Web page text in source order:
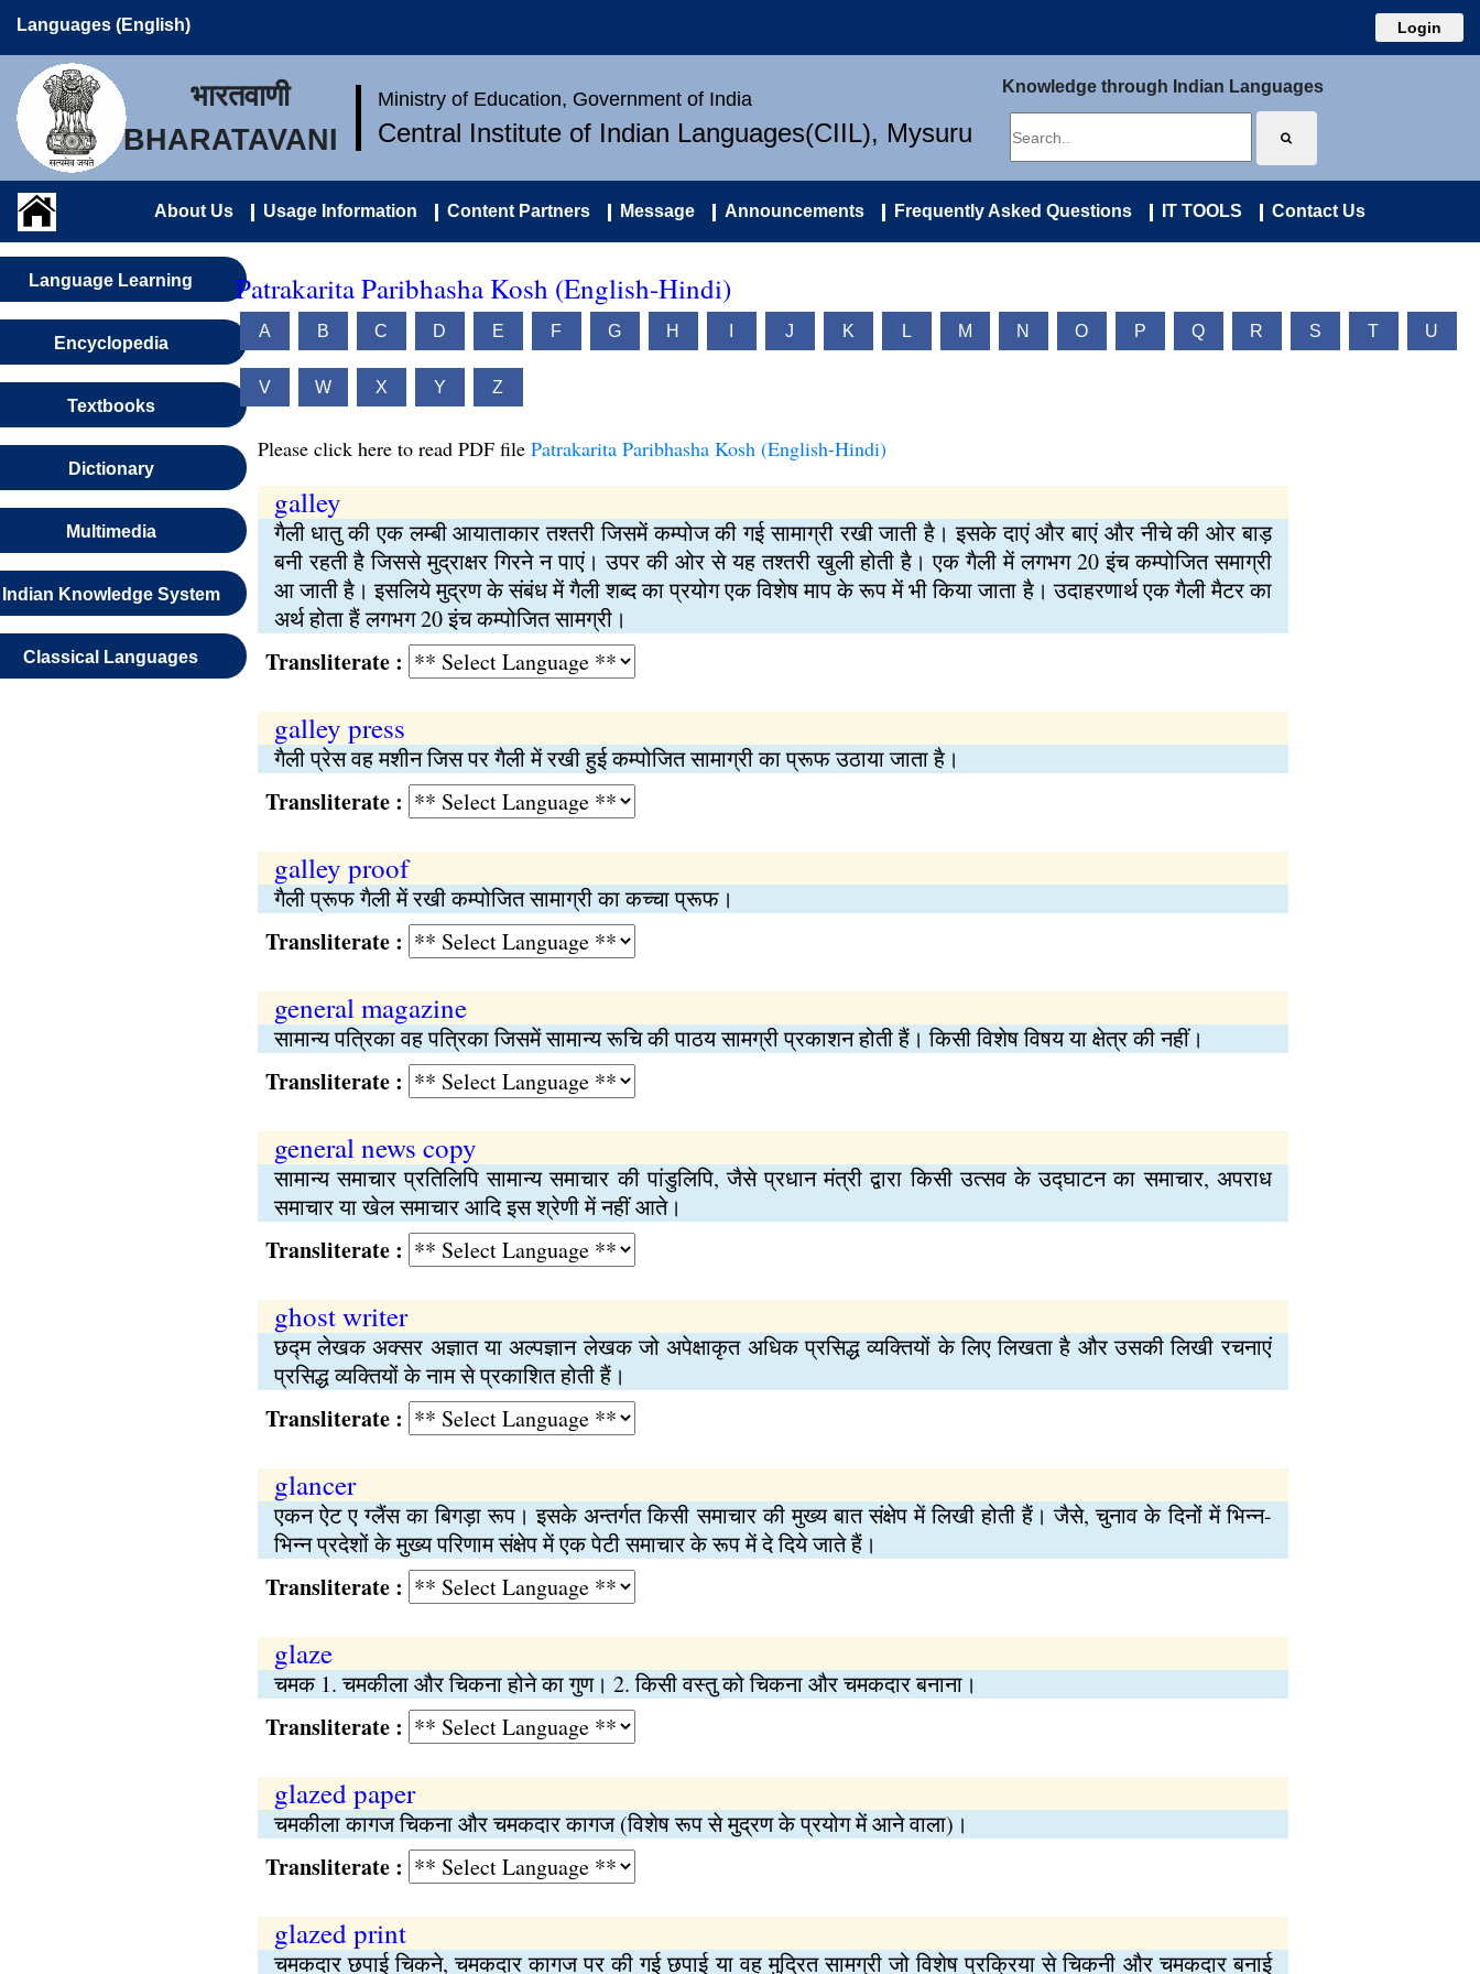
Languages (English) Login
भारतवाणी
BHARATAVANI
Ministry of Education, Government of India
Central Institute of Indian Languages(CIIL), Mysuru
Knowledge through Indian Languages
About Us Usage Information Content Partners Message Announcements Frequently Asked Questions IT TOOLS Contact Us
Language Learning
Encyclopedia
Textbooks
Dictionary
Multimedia
Indian Knowledge System
Classical Languages
Patrakarita Paribhasha Kosh (English-Hindi)
A B C D E F G H J K L M N O P Q R S T U
V W X Y Z
Please click here to read PDF file Patrakarita Paribhasha Kosh (English-Hindi)
galley
गैली धातु की एक लम्बी आयाताकार तश्तरी जिसमें कम्पोज की गई सामाग्री रखी जाती है। इसके दाएं और बाएं और नीचे की ओर बाड़
बनी रहती है जिससे मुद्राक्षर गिरने न पाएं। उपर की ओर से यह तश्तरी खुली होती है। एक गैली में लगभग 20 इंच कम्पोजित समाग्री
आ जाती है। इसलिये मुद्रण के संबंध में गैली शब्द का प्रयोग एक विशेष माप के रूप में भी किया जाता है। उदाहरणार्थ एक गैली मैटर का
अर्थ होता हैं लगभग 20 इंच कम्पोजित सामग्री।
Transliterate :
galley press
गैली प्रेस वह मशीन जिस पर गैली में रखी हुई कम्पोजित सामाग्री का प्रूफ उठाया जाता है।
Transliterate :
galley proof
गैली प्रूफ गैली में रखी कम्पोजित सामाग्री का कच्चा प्रूफ।
Transliterate :
general magazine
सामान्य पत्रिका वह पत्रिका जिसमें सामान्य रूचि की पाठय सामग्री प्रकाशन होती हैं। किसी विशेष विषय या क्षेत्र की नहीं।
Transliterate :
general news copy
सामान्य समाचार प्रतिलिपि सामान्‍य समाचार की पांडुलिपि, जैसे प्रधान मंत्री द्वारा किसी उत्सव के उद्घाटन का समाचार, अपराध
समाचार या खेल समाचार आदि इस श्रेणी में नहीं आते।
Transliterate :
ghost writer
छद्म लेखक अक्सर अज्ञात या अल्पज्ञान लेखक जो अपेक्षाकृत अधिक प्रसिद्ध व्यक्तियों के लिए लिखता है और उसकी लिखी रचनाएं
प्रसिद्ध व्यक्तियों के नाम से प्रकाशित होती हैं।
Transliterate :
glancer
एकन ऐट ए ग्लैंस का बिगड़ा रूप। इसके अन्तर्गत किसी समाचार की मुख्य बात संक्षेप में लिखी होती हैं। जैसे, चुनाव के दिनों में भिन्न-
भिन्न प्रदेशों के मुख्य परिणाम संक्षेप में एक पेटी समाचार के रूप में दे दिये जाते हैं।
Transliterate :
glaze
चमक 1. चमकीला और चिकना होने का गुण। 2. किसी वस्तु को चिकना और चमकदार बनाना।
Transliterate :
glazed paper
चमकीला कागज चिकना और चमकदार कागज (विशेष रूप से मुद्रण के प्रयोग में आने वाला)।
Transliterate :
glazed print
चमकदार छपाई चिकने, चमकदार कागज पर की गई छपाई या वह मुद्रित सामग्री जो विशेष प्रक्रिया से चिकनी और चमकदार बनाई